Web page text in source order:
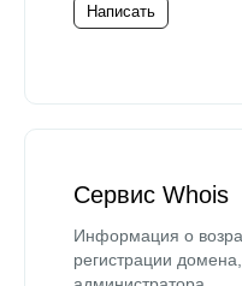
Написать
Сервис Whois
Информация о
регистрации